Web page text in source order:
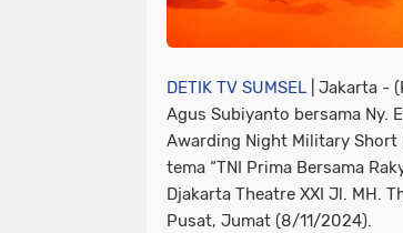
DETIK TV SUMSEL | Jakarta -
Agus Subiyanto bersama Ny.
Awarding Night Military Short
tema “TNI Prima Bersama
Djakarta Theatre XXI Jl. MH.
Pusat, Jumat (8/11/2024).